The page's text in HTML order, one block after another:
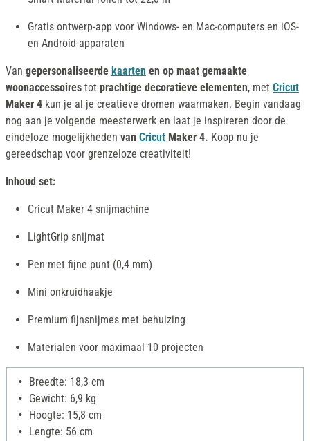
Gratis ontwerp-app voor Windows- en Mac-computers en iOS-
en Android-apparaten
Van gepersonaliseerde kaarten en op maat gemaakte
woonaccessoires tot prachtige decoratieve elementen, met Cricut
Maker 4 kun je al je creatieve dromen waarmaken. Begin vandaag
nog aan je volgende meesterwerk en laat je inspireren door de
eindeloze mogelijkheden van Cricut Maker 4. Koop nu je
gereedschap voor grenzeloze creativiteit!
Inhoud set:
Cricut Maker 4 snijmachine
LightGrip snijmat
Pen met fijne punt (0,4 mm)
Mini onkruidhaakje
Premium fijnsnijmes met behuizing
Materialen voor maximaal 10 projecten
Breedte: 18,3 cm
Gewicht: 6,9 kg
Hoogte: 15,8 cm
Lengte: 56 cm